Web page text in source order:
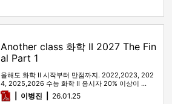
Another class 화학 II 2027 The Fin
al Part 1
올해도 화학 II 시작부터 만점까지. 2022,2023, 202
4, 2025,2026 수능 화학 II 응시자 20% 이상이 …
pdf이병진 26.01.25